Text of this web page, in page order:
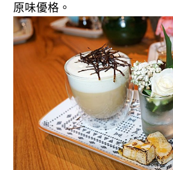
原味優格。